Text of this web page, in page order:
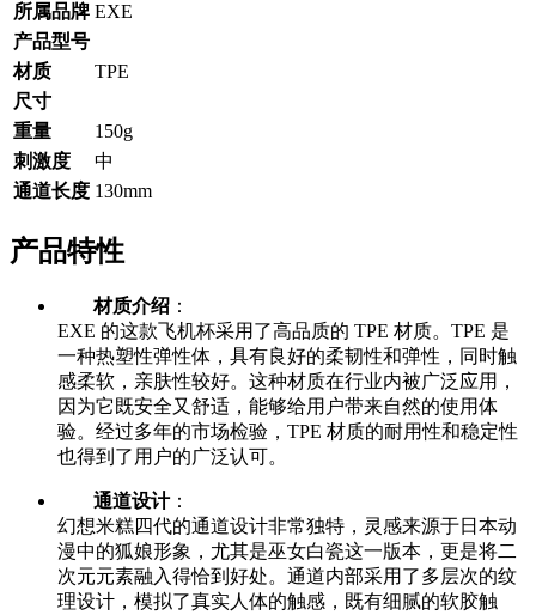
所属品牌 EXE
产品型号
材质
TPE
尺寸
重量
150g
刺激度
中
通道长度 130mm
产品特性
材质介绍 ：
EXE 的这款飞机杯采用了高品质的 TPE 材质。TPE 是
一种热塑性弹性体，具有良好的柔韧性和弹性，同时触
感柔软，亲肤性较好。这种材质在行业内被广泛应用，
因为它既安全又舒适，能够给用户带来自然的使用体
验。经过多年的市场检验，TPE 材质的耐用性和稳定性
也得到了用户的广泛认可。
通道设计：
幻想米糕四代的通道设计非常独特，灵感来源于日本动
漫中的狐娘形象，尤其是巫女白瓷这一版本，更是将二
次元元素融入得恰到好处。通道内部采用了多层次的纹
理设计，模拟了真实人体的触感，既有细腻的软胶触